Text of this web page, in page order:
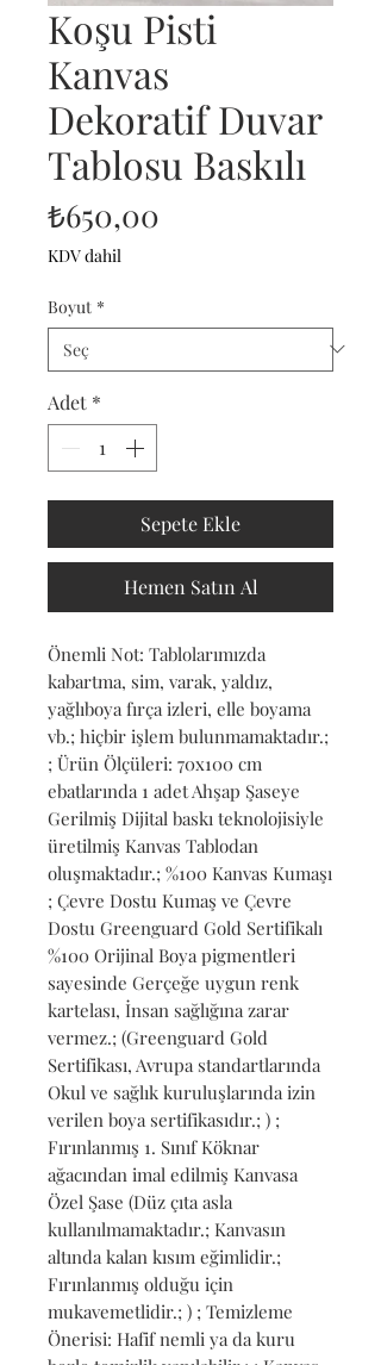
Koşu Pisti
Kanvas
Dekoratif Duvar
Tablosu Baskılı
₺650,00
KDV dahil
Boyut *
Adet *
Sepete Ekle
Hemen Satın Al
Önemli Not: Tablolarımızda
kabartma, sim, varak, yaldız,
yağlıboya fırça izleri, elle boyama
vb.; hiçbir işlem bulunmamaktadır.;
; Ürün Ölçüleri: 70x100 cm
ebatlarında 1 adet Ahşap Şaseye
Gerilmiş Dijital baskı teknolojisiyle
üretilmiş Kanvas Tablodan
oluşmaktadır.; %100 Kanvas Kumaşı
; Çevre Dostu Kumaş ve Çevre
Dostu Greenguard Gold Sertifikalı
%100 Orijinal Boya pigmentleri
sayesinde Gerçeğe uygun renk
kartelası, İnsan sağlığına zarar
vermez.; (Greenguard Gold
Sertifikası, Avrupa standartlarında
Okul ve sağlık kuruluşlarında izin
verilen boya sertifikasıdır.; ) ;
Fırınlanmış 1. Sınıf Köknar
ağacından imal edilmiş Kanvasa
Özel Şase (Düz çıta asla
kullanılmamaktadır.; Kanvasın
altında kalan kısım eğimlidir.;
Fırınlanmış olduğu için
mukavemetlidir.; ) ; Temizleme
Önerisi: Hafif nemli ya da kuru